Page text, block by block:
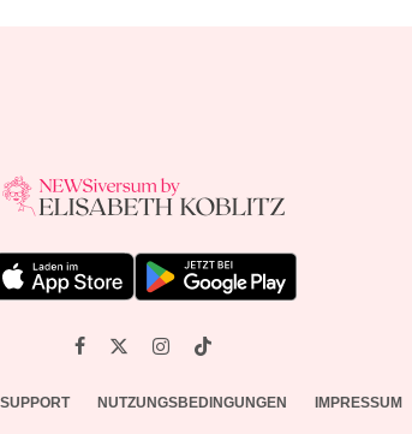
NUTZUNGSBEDINGUNGEN IMPRESSUM